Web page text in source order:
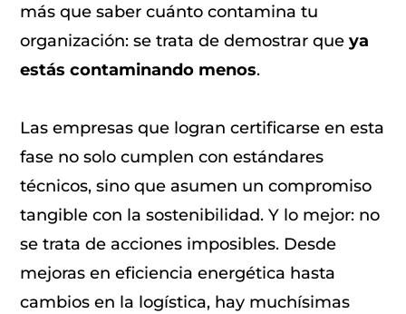
más que saber cuánto contamina tu
organización: se trata de demostrar queya
estás contaminando menos.
Las empresas que logran certificarse en esta
fase no solo cumplen con estándares
técnicos, sino que asumen un compromiso
tangible con la sostenibilidad. Y lo mejor: no
se trata de acciones imposibles. Desde
mejoras en eficiencia energética hasta
cambios en la logística, hay muchísimas